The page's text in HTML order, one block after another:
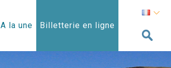
A la une Billetterie en ligne